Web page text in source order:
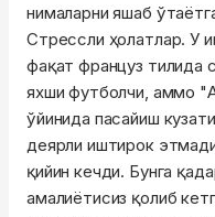
нималарни яшаб
Стрессли ҳолатлар. У
фақат француз тилида
яхши футболчи, аммо
ўйинида пасайиш
деярли иштирок
қийин кечди. Бунга
амалиётисиз қолиб